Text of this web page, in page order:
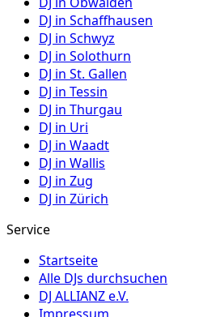
DJ in Schaffhausen
DJ in Schwyz
DJ in Solothurn
DJ in St. Gallen
DJ in Tessin
DJ in Thurgau
DJ in Uri
DJ in Waadt
DJ in Wallis
DJ in Zug
DJ in Zürich
Service
Startseite
Alle DJs durchsuchen
DJ ALLIANZ e.V.